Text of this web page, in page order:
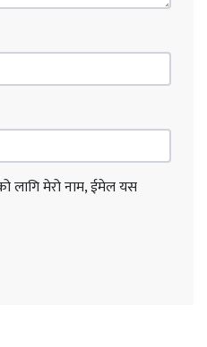
लागि मेरो नाम, ईमेल यस